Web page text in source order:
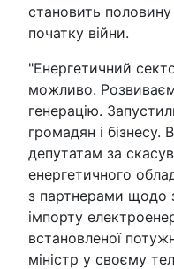
становить
початку війни.
"Енергетичний
можливо.
генерацію.
громадян і
депутатам за
енергетичного
з партнерами щодо
імпорту
встановленої
міністр у своєму